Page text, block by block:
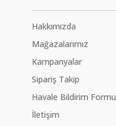
Hakkımızda
Mağazalarımız
Kampanyalar
Sipariş Takip
Havale Bildirim Formu
İletişim